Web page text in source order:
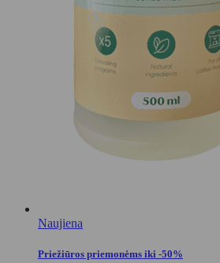
Naujiena
Priežiūros priemonėms iki -50%